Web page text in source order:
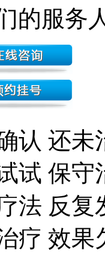
的服务
认 还未
试 保守
法 反复
疗 效果